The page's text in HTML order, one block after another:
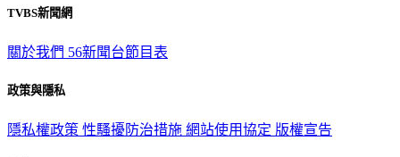
TVBS新聞網
關於我們 56新聞台節目表
政策與隱私
隱私權政策 性騷擾防治措施 網站使用協定 版權宣告